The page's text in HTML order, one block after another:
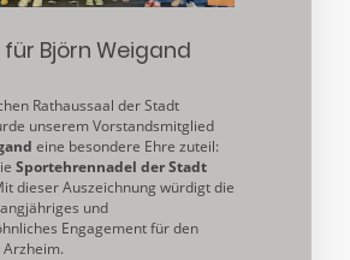
für Björn Weigand
Rathaussaal der Stadt
unserem Vorstandsmitglied
eine besondere Ehre zuteil:
Sportehrennadel der Stadt
dieser Auszeichnung würdigt die
und
Engagement für den